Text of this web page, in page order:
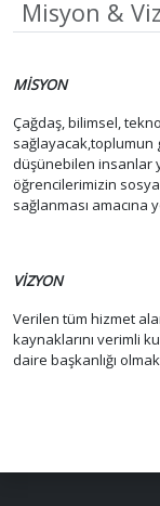
Misyon &
MİSYON
Çağdaş, bilimsel,
sağlayacak,toplumun
düşünebilen insanlar
öğrencilerimizin
sağlanması amacına
VİZYON
Verilen tüm hizmet
kaynaklarını verimli
daire başkanlığı